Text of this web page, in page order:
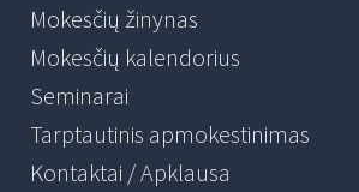
Mokesčių žinynas
Mokesčių kalendorius
Seminarai
Tarptautinis apmokestinimas
Kontaktai / Apklausa